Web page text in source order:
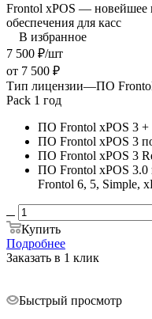
Frontol xPOS — новейшее
обеспечения для касс
В избранное
7 500 ₽/шт
от 7 500 ₽
Тип лицензии—ПО
Pack 1 год
ПО Frontol xPOS 3 +
ПО Frontol xPOS 3
ПО Frontol xPOS 3
ПО Frontol xPOS 3.0
Frontol 6, 5, Simple,
Купить
Подробнее
Заказать в 1 клик
Быстрый просмотр